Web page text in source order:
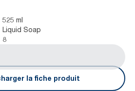
525 ml
Liquid Soap
8
la fiche produit